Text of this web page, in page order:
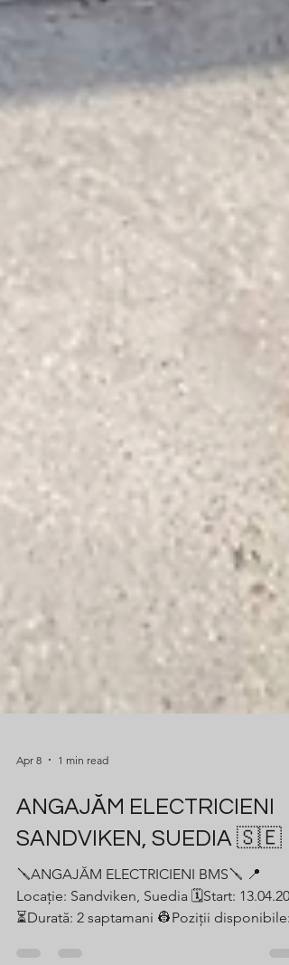
Apr 8 1 min read
ANGAJĂM ELECTRICIENI
SANDVIKEN, SUEDIA 🇸🇪
🪛ANGAJĂM ELECTRICIENI BMS🪛 📍